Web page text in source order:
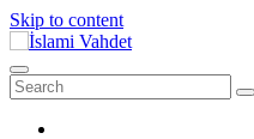
Skip to content